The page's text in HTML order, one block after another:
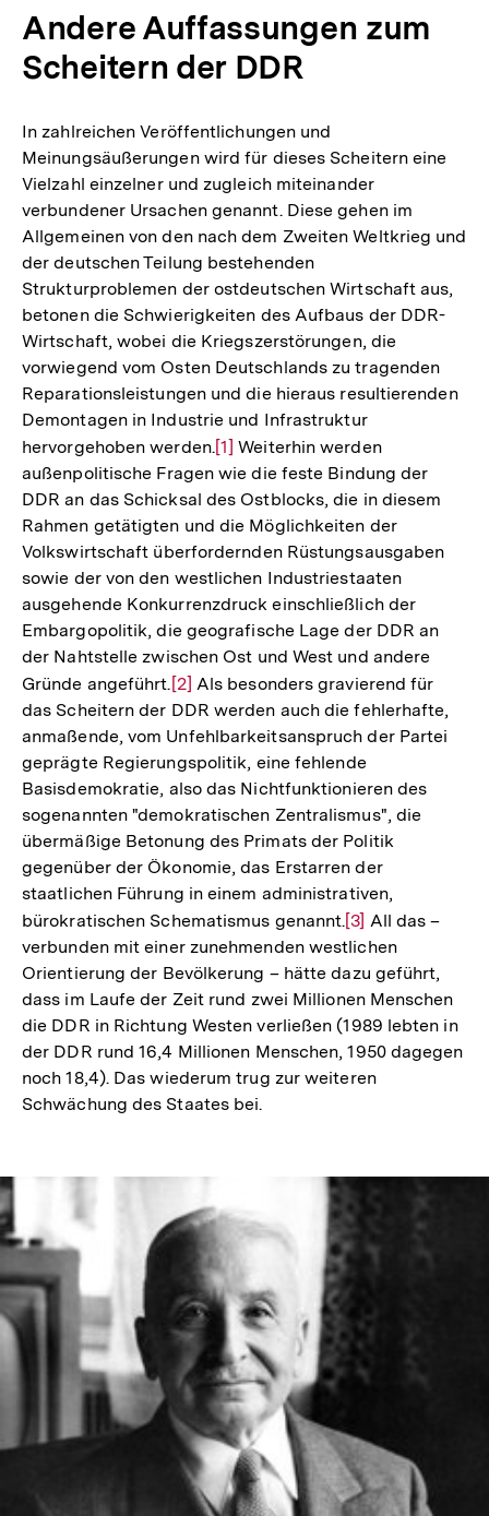
Andere Auffassungen zum
Scheitern der DDR
In zahlreichen Veröffentlichungen und
Meinungsäußerungen wird für dieses Scheitern eine
Vielzahl einzelner und zugleich miteinander
verbundener Ursachen genannt. Diese gehen im
Allgemeinen von den nach dem Zweiten Weltkrieg und
der deutschen Teilung bestehenden
Strukturproblemen der ostdeutschen Wirtschaft aus,
betonen die Schwierigkeiten des Aufbaus der DDR-
Wirtschaft, wobei die Kriegszerstörungen, die
vorwiegend vom Osten Deutschlands zu tragenden
Reparationsleistungen und die hieraus resultierenden
Demontagen in Industrie und Infrastruktur
hervorgehoben werden.Zur
Auflösung
der
Fußnote
[1] Weiterhin werden
außenpolitische Fragen wie die feste Bindung der
DDR an das Schicksal des Ostblocks, die in diesem
Rahmen getätigten und die Möglichkeiten der
Volkswirtschaft überfordernden Rüstungsausgaben
sowie der von den westlichen Industriestaaten
ausgehende Konkurrenzdruck einschließlich der
Embargopolitik, die geografische Lage der DDR an
der Nahtstelle zwischen Ost und West und andere
Gründe angeführt.Zur
Auflösung
der
Fußnote
[2] Als besonders gravierend für
das Scheitern der DDR werden auch die fehlerhafte,
anmaßende, vom Unfehlbarkeitsanspruch der Partei
geprägte Regierungspolitik, eine fehlende
Basisdemokratie, also das Nichtfunktionieren des
sogenannten "demokratischen Zentralismus", die
übermäßige Betonung des Primats der Politik
gegenüber der Ökonomie, das Erstarren der
staatlichen Führung in einem administrativen,
bürokratischen Schematismus genannt.Zur
Auflösung
der
Fußnote
[3] All das –
verbunden mit einer zunehmenden westlichen
Orientierung der Bevölkerung – hätte dazu geführt,
dass im Laufe der Zeit rund zwei Millionen Menschen
die DDR in Richtung Westen verließen (1989 lebten in
der DDR rund 16,4 Millionen Menschen, 1950 dagegen
noch 18,4). Das wiederum trug zur weiteren
Schwächung des Staates bei.